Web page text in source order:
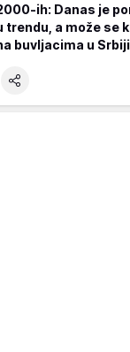
ih: Danas je
trendu, a može se
buvljacima u Srbiji